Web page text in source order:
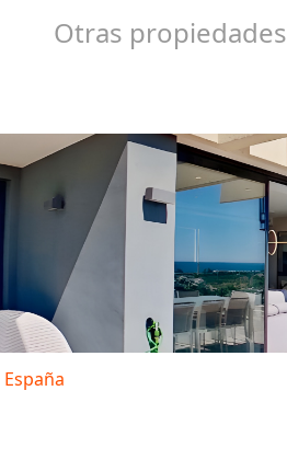
Otras propiedades